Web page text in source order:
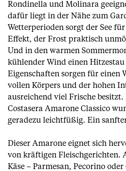
Rondinella und Molinara
dafür liegt in der Nähe zum
Wetterperioden sorgt der See
Effekt, der Frost praktisch
Und in den warmen
kühlender Wind einen Hitzestau
Eigenschaften sorgen für einen
vollen Körpers und der hohen
ausreichend viel Frische
Costasera Amarone Classico
geradezu leichtfüßig. Ein sanfter
Dieser Amarone eignet sich
von kräftigen Fleischgerichten.
Käse – Parmesan, Pecorino